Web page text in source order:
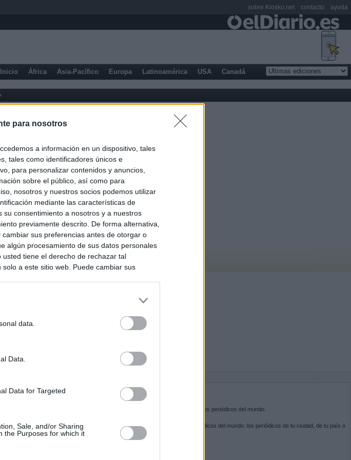
para nosotros
a información en un dispositivo, tales
tales como identificadores únicos e
para personalizar contenidos y anuncios,
sobre el público, así como para
nosotros y nuestros socios podemos utilizar
mediante las características de
consentimiento a nosotros y a nuestros
previamente descrito. De forma alternativa,
sus preferencias antes de otorgar o
algún procesamiento de sus datos personales
tiene el derecho de rechazar tal
a este sitio web. Puede cambiar sus
data.
Data.
Data for Targeted
Sale, and/or Sharing
the Purposes for which it
Inicio África Asia-Pacífico Europa Latinoamérica USA Canadá
venta del ático de
el ático de la
SOBRE KIOSKO.NET
es la puerta de entrada a los periódicos del mundo.
Navega por las portadas de los periódicos del mundo: los periódicos de tu ciudad, de tu país o
del otro extremo del mundo.
sobre Kiosko.net contacto ayuda